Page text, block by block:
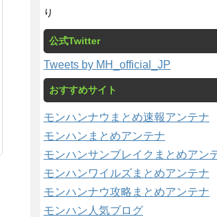
り
公式Twitter
Tweets by MH_official_JP
おすすめサイト
モンハンナウまとめ速報アンテナ
モンハンまとめアンテナ
モンハンサンブレイクまとめアン
モンハンワイルズまとめアンテナ
モンハンナウ攻略まとめアンテナ
モンハン人気ブログ